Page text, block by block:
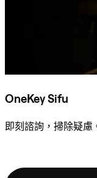
OneKey Sifu
即刻諮詢，掃除疑慮